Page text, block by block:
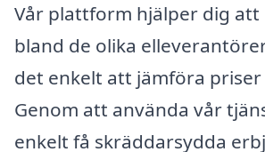
Vår plattform hjälper dig att
bland de olika
det enkelt att jämföra priser
Genom att använda vår
enkelt få skräddarsydda